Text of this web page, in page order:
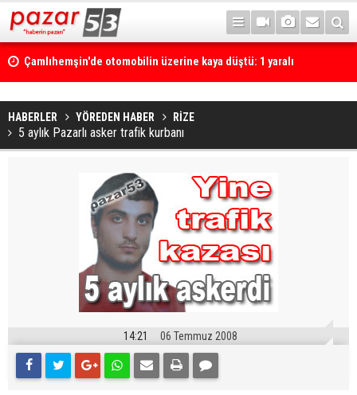
Çamlıhemşin'de otomobilin üzerine kaya düştü: 1 yaralı
HABERLER YÖREDEN HABER RİZE
5 aylık Pazarlı asker trafik kurbanı
14:21 06 Temmuz 2008